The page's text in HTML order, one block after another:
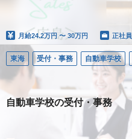
月給24.2万円 〜 30万円 正社員
東海 受付・事務 自動車学校
自動車学校の受付・事務